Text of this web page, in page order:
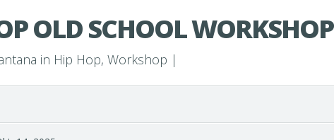
OLD SCHOOL WORKSHOP
in Hip Hop, Workshop |